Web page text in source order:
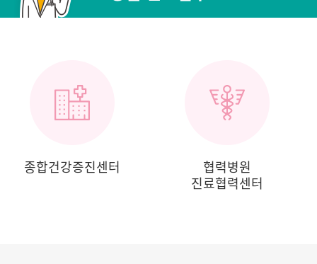
종합건강증진센터
협력병원
진료협력센터